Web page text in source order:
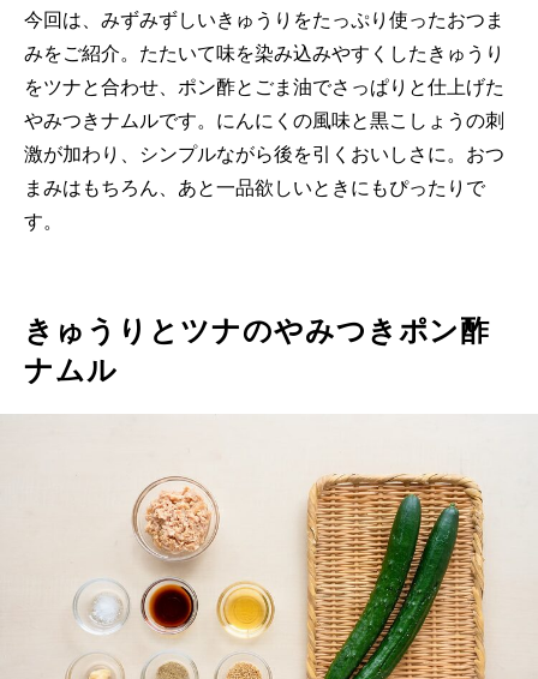
今回は、みずみずしいきゅうりをたっぷり使ったおつま
みをご紹介。たたいて味を染み込みやすくしたきゅうり
をツナと合わせ、ポン酢とごま油でさっぱりと仕上げた
やみつきナムルです。にんにくの風味と黒こしょうの刺
激が加わり、シンプルながら後を引くおいしさに。おつ
まみはもちろん、あと一品欲しいときにもぴったりで
す。
きゅうりとツナのやみつきポン酢
ナムル